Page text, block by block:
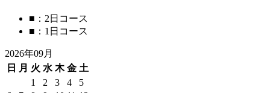
■ ：2日コース
■ ：1日コース
2026年09月
日
月 火 水 木 金 土
1
2 3 4
5